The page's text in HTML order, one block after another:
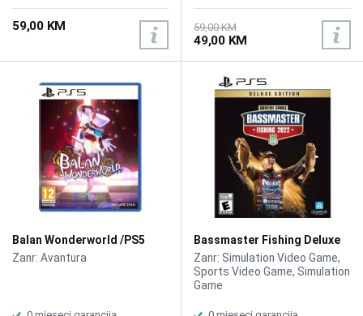
59,00 KM 59,00 KM
49,00 KM
Balan Wonderworld /PS5
Zanr: Avantura
Bassmaster Fishing Deluxe
2022 /PS5
Zanr: Simulation Video Game,
Sports Video Game, Simulation
Game